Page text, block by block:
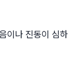
이나 진동이 심하